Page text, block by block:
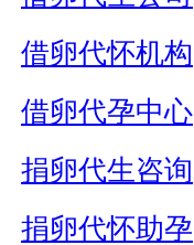
借卵代怀机构
借卵代孕中心
捐卵代生咨询
捐卵代怀助孕